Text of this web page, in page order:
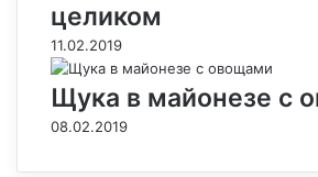
целиком
11.02.2019
Щука в майонезе с
08.02.2019